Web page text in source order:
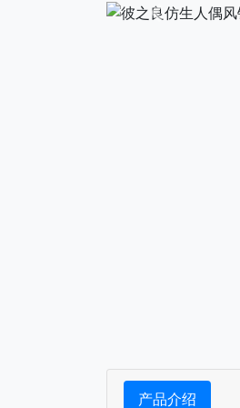
下一张
产品介绍